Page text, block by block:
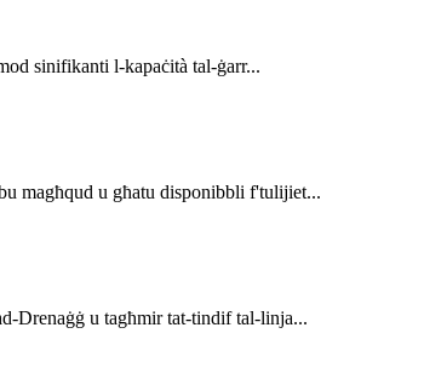
sinifikanti l-kapaċità tal-ġarr...
magħqud u għatu disponibbli f'tulijiet...
Drenaġġ u tagħmir tat-tindif tal-linja...